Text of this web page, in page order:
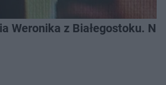
Weronika z Białegostoku.